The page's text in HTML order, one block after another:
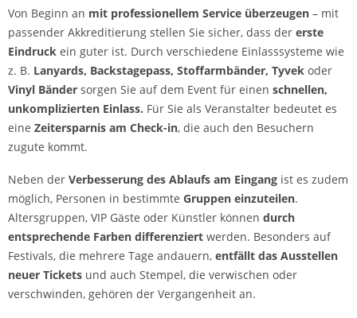
Von Beginn an mit professionellem Service überzeugen – mit
passender Akkreditierung stellen Sie sicher, dass der erste
Eindruck ein guter ist. Durch verschiedene Einlasssysteme wie
z. B. Lanyards, Backstagepass, Stoffarmbänder, Tyvek oder
Vinyl Bänder sorgen Sie auf dem Event für einen schnellen,
unkomplizierten Einlass. Für Sie als Veranstalter bedeutet es
eine Zeitersparnis am Check-in, die auch den Besuchern
zugute kommt.
Neben der Verbesserung des Ablaufs am Eingang ist es zudem
möglich, Personen in bestimmte Gruppen einzuteilen.
Altersgruppen, VIP Gäste oder Künstler können durch
entsprechende Farben differenziert werden. Besonders auf
Festivals, die mehrere Tage andauern, entfällt das Ausstellen
neuer Tickets und auch Stempel, die verwischen oder
verschwinden, gehören der Vergangenheit an.